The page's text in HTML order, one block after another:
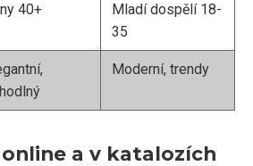
40+
Mladí dospělí 18-
35
Moderní, trendy
a v katalozích